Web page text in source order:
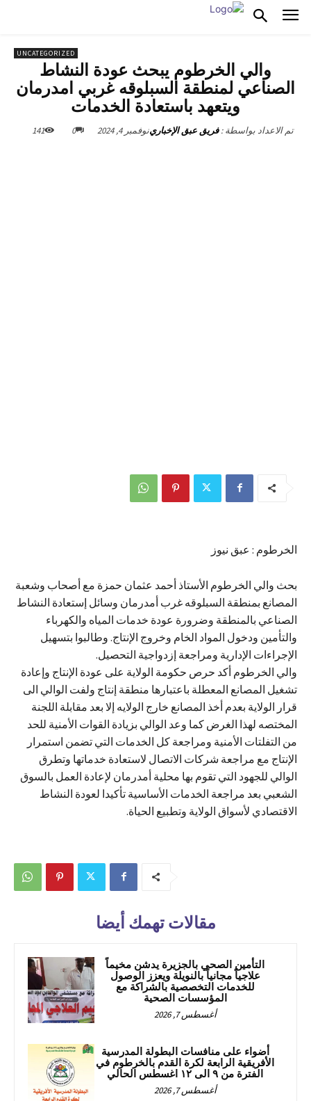
UNCATEGORIZED
والي الخرطوم يبحث عودة النشاط
الصناعي لمنطقة السبلوقه غربي امدرمان
ويتعهد باستعادة الخدمات
تم الاعداد بواسطة : فريق عبق الإخبارينوفمبر 4, 2024 0
141
الخرطوم : عبق نيوز
بحث والي الخرطوم الأستاذ أحمد عثمان حمزة مع أصحاب وشعبة
المصانع بمنطقة السبلوقه غرب أمدرمان وسائل إستعادة النشاط
الصناعي بالمنطقة وضرورة عودة خدمات المياه والكهرباء
والتأمين ودخول المواد الخام وخروج الإنتاج. وطالبوا بتسهيل
الإجراءات الإدارية ومراجعة إزدواجية التحصيل.
والي الخرطوم أكد حرص حكومة الولاية على عودة الإنتاج وإعادة
تشغيل المصانع المعطلة باعتبارها منطقة إنتاج ولفت الوالي الى
قرار الولاية بعدم أخذ المصانع خارج الولايه إلا بعد مقابلة اللجنة
المختصه لهذا الغرض كما وعد الوالي بزيادة القوات الأمنية للحد
من التفلتات الأمنية ومراجعة كل الخدمات التي تضمن استمرار
الإنتاج مع مراجعة شركات الاتصال لاستعادة خدماتها وتطرق
الوالي للجهود التي تقوم بها محلية أمدرمان لإعادة العمل بالسوق
الشعبي بعد مراجعة الخدمات الأساسية تأكيدا لعودة النشاط
الاقتصادي لأسواق الولاية وتطبيع الحياة.
مقالات تهمك أيضا
التأمين الصحي بالجزيرة يدشن مخيماً
علاجياً مجانياً بالنويلة ويعزز الوصول
للخدمات التخصصية بالشراكة مع
المؤسسات الصحية
أغسطس 7, 2026
أضواء على منافسات البطولة المدرسية
الأفريقية الرابعة لكرة القدم بالخرطوم في
الفترة من ٩ الى ١٢ اغسطس الحالي
أغسطس 7, 2026